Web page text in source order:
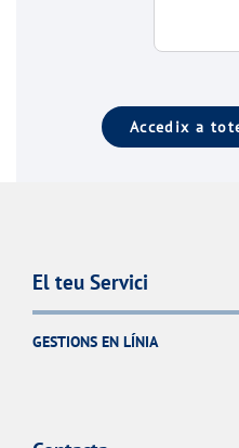
Accedix a
El teu Servici
GESTIONS EN LÍNIA